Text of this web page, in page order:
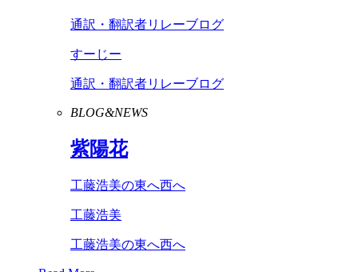
通訳・翻訳者リレーブログ
すーじー
通訳・翻訳者リレーブログ
BLOG&NEWS
紫陽花
工藤浩美の東へ西へ
工藤浩美
工藤浩美の東へ西へ